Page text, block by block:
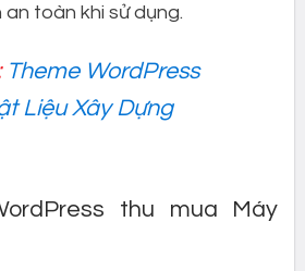
toàn khi sử dụng.
Theme WordPress
Liệu Xây Dựng
thu mua Máy